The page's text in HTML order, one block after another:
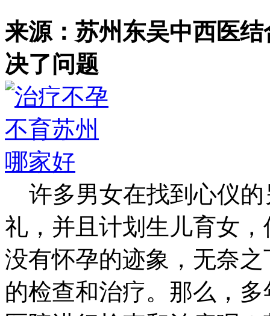
来源：苏州东吴中西医结
决了问题
许多男女在找到心仪的
礼，并且计划生儿育女
没有怀孕的迹象，无奈
的检查和治疗。那么，